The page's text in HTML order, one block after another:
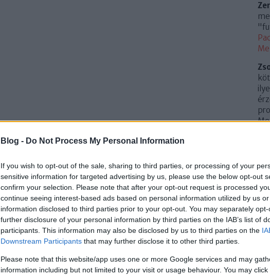
Blog - Do Not Process My Personal Information
If you wish to opt-out of the sale, sharing to third parties, or processing of your
sensitive information for targeted advertising by us, please use the below opt-out
confirm your selection. Please note that after your opt-out request is processed
continue seeing interest-based ads based on personal information utilized by us
information disclosed to third parties prior to your opt-out. You may separately
further disclosure of your personal information by third parties on the IAB’s list of
participants. This information may also be disclosed by us to third parties on the
Downstream Participants that may further disclose it to other third parties.
Please note that this website/app uses one or more Google services and may
information including but not limited to your visit or usage behaviour. You may
.